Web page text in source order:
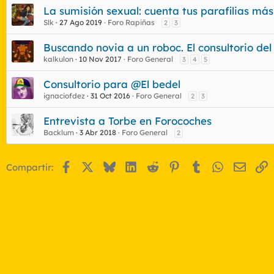
La sumisión sexual: cuenta tus parafilias
Slk 27 Ago 2019 Foro Rapiñas 2 3
Buscando novia a un roboc. El consultorio
kalkulon 10 Nov 2017 Foro General 3 4 5
Consultorio para @El bedel
ignaciofdez 31 Oct 2016 Foro General 2 3
Entrevista a Torbe en Forocoches
Backlum 3 Abr 2018 Foro General 2
Compartir: FacebookBlueskyLinkedIn
Reddit Pinterest
Tumblr WhatsApp
Email